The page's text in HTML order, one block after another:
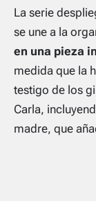
La serie
se une a la
en una pieza
medida que la
testigo de los
Carla,
madre, que